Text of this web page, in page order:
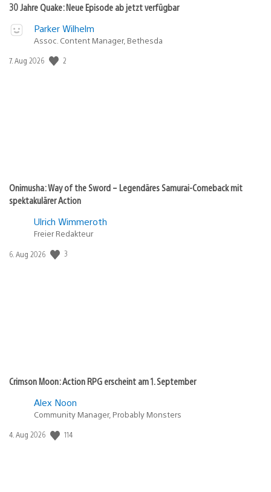
30 Jahre Quake: Neue Episode ab jetzt verfügbar
Parker Wilhelm
Assoc. Content Manager, Bethesda
Veröffentlichungsdatum:
7. Aug 2026 2
Onimusha: Way of the Sword – Legendäres Samurai-Comeback mit
spektakulärer Action
Ulrich Wimmeroth
Freier Redakteur
Veröffentlichungsdatum:
6. Aug 2026 3
Crimson Moon: Action RPG erscheint am 1. September
Alex Noon
Community Manager, Probably Monsters
Veröffentlichungsdatum:
4. Aug 2026 114